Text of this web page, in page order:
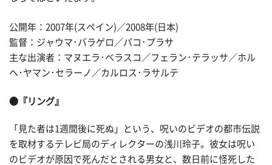
公開年：2007年(スペイン)／2008年(日本)
監督：ジャウマ･バラゲロ／パコ･プラサ
主な出演者：マヌエラ･ベラスコ／フェラン･テラッサ／ホル
ヘ･ヤマン･セラーノ／カルロス･ラサルテ
●『リング』
「見た者は1週間後に死ぬ」という、呪いのビデオの都市伝説
を取材するテレビ局のディレクターの浅川玲子。彼女は呪い
のビデオが原因で死んだとされる男女と、数日前に怪死した